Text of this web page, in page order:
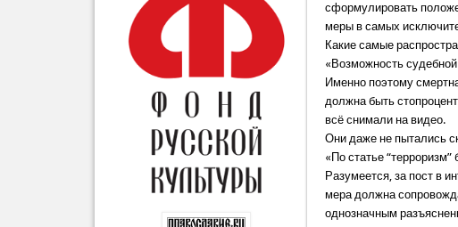
сформулировать
меры в самых
Какие самые
«Возможность
Именно поэтому
должна быть
всё снимали на видео.
Они даже не пытались
«По статье
Разумеется, за пост в
мера должна
однозначным